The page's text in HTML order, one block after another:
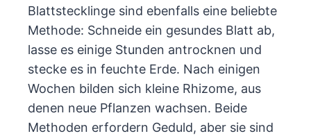
Blattstecklinge sind ebenfalls eine beliebte
Methode: Schneide ein gesundes Blatt ab,
lasse es einige Stunden antrocknen und
stecke es in feuchte Erde. Nach einigen
Wochen bilden sich kleine Rhizome, aus
denen neue Pflanzen wachsen. Beide
Methoden erfordern Geduld, aber sie sind